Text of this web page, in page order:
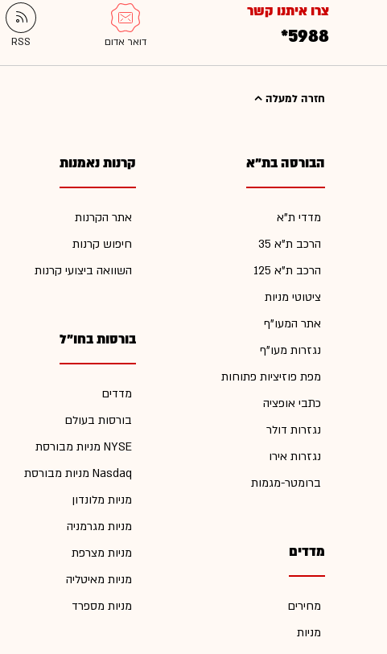
צרו איתנו קשר
*5988
חזרה למעלה
הבורסה בת"א
מדדי ת"א
הרכב ת"א 35
הרכב ת"א 125
ציטוטי מניות
אתר המעו"ף
נגזרות מעו"ף
מפת פוזיציות פתוחות
כתבי אופציה
נגזרות דולר
נגזרות אירו
ברומטר-מגמות
מדדים
מחירים
מניות
קרנות נאמנות
אתר הקרנות
חיפוש קרנות
השוואה ביצועי קרנות
בורסות בחו"ל
מדדים
בורסות בעולם
מניות מבורסת NYSE
מניות מבורסת Nasdaq
מניות מלונדון
מניות מגרמניה
מניות מצרפת
מניות מאיטליה
מניות מספרד